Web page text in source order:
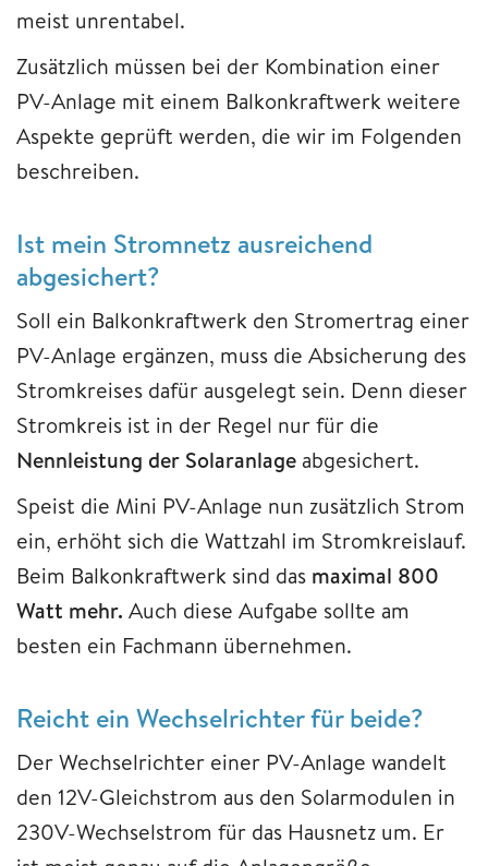
meist unrentabel.
Zusätzlich müssen bei der Kombination einer
PV-Anlage mit einem Balkonkraftwerk weitere
Aspekte geprüft werden, die wir im Folgenden
beschreiben.
Ist mein Stromnetz ausreichend
abgesichert?
Soll ein Balkonkraftwerk den Stromertrag einer
PV-Anlage ergänzen, muss die Absicherung des
Stromkreises dafür ausgelegt sein. Denn dieser
Stromkreis ist in der Regel nur für die
Nennleistung der Solaranlage abgesichert.
Speist die Mini PV-Anlage nun zusätzlich Strom
ein, erhöht sich die Wattzahl im Stromkreislauf.
Beim Balkonkraftwerk sind das maximal 800
Watt mehr. Auch diese Aufgabe sollte am
besten ein Fachmann übernehmen.
Reicht ein Wechselrichter für beide?
Der Wechselrichter einer PV-Anlage wandelt
den 12V-Gleichstrom aus den Solarmodulen in
230V-Wechselstrom für das Hausnetz um. Er